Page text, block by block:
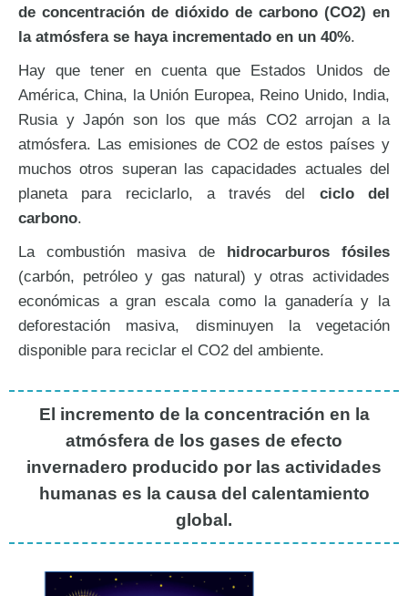
de concentración de dióxido de carbono (CO2) en
la atmósfera se haya incrementado en un 40%.
Hay que tener en cuenta que Estados Unidos de
América, China, la Unión Europea, Reino Unido, India,
Rusia y Japón son los que más CO2 arrojan a la
atmósfera. Las emisiones de CO2 de estos países y
muchos otros superan las capacidades actuales del
planeta para reciclarlo, a través del ciclo del
carbono.
La combustión masiva de hidrocarburos fósiles
(carbón, petróleo y gas natural) y otras actividades
económicas a gran escala como la ganadería y la
deforestación masiva, disminuyen la vegetación
disponible para reciclar el CO2 del ambiente.
El incremento de la concentración en la
atmósfera de los gases de efecto
invernadero producido por las actividades
humanas es la causa del calentamiento
global.